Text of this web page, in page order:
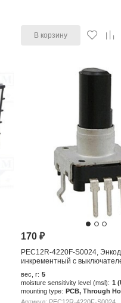
В корзину
170 ₽
PEC12R-4220F-S0024,
инкрементный с
вес, г: 5
moisture sensitivity level (msl): 1
mounting type: PCB, Through